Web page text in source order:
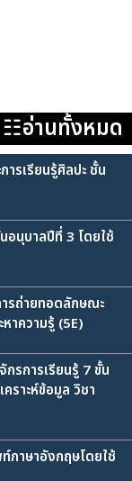
☷อ่านทั้งหมด
รเรียนรู้ศิลปะ ชั้น
นุบาลปีที่ 3 โดยใช้
ารถ่ายทอดลักษณะ
าความรู้ (5E)
รการเรียนรู้ 7 ขั้น
ราะห์ข้อมูล วิชา
ภาษาอังกฤษโดยใช้